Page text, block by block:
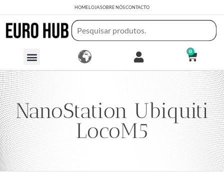
HOMELOJASOBRE NÓSCONTACTO
0
NanoStation Ubiquiti
LocoM5